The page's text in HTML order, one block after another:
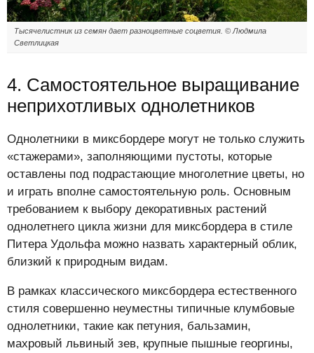
Тысячелистник из семян дает разноцветные соцветия. © Людмила
Светлицкая
4. Самостоятельное выращивание
неприхотливых однолетников
Однолетники в миксбордере могут не только служить
«стажерами», заполняющими пустоты, которые
оставлены под подрастающие многолетние цветы, но
и играть вполне самостоятельную роль. Основным
требованием к выбору декоративных растений
однолетнего цикла жизни для миксбордера в стиле
Питера Удольфа можно назвать характерный облик,
близкий к природным видам.
В рамках классического миксбордера естественного
стиля совершенно неуместны типичные клумбовые
однолетники, такие как петуния, бальзамин,
махровый львиный зев, крупные пышные георгины,